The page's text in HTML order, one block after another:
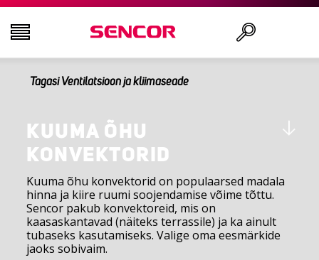
AUDIO - VIDEO
KÖÖK
ILU JA TERVIS
KONTOR JA KAABLID
Tagasi Ventilatsioon ja kliimaseade
KUUMA ÕHU
KONVEKTORID
Kuuma õhu konvektorid on populaarsed madala
hinna ja kiire ruumi soojendamise võime tõttu.
Sencor pakub konvektoreid, mis on
kaasaskantavad (näiteks terrassile) ja ka ainult
tubaseks kasutamiseks. Valige oma eesmärkide
jaoks sobivaim.